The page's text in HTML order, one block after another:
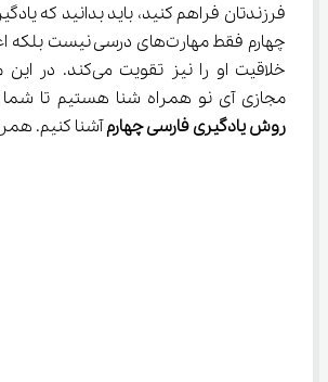
فرزندتان فراهم کنید، باید بدانید که
چهارم فقط مهارت‌های درسی
خلاقیت او را نیز
مجازی آی نو همراه شنا هستیم تا شما
روش یادگیری فارسی چهارم آشنا کنیم.